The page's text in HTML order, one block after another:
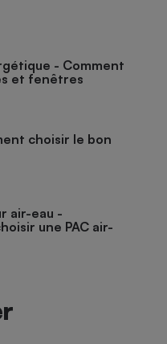
- Comment
et fenêtres
choisir le bon
air-eau -
une PAC air-